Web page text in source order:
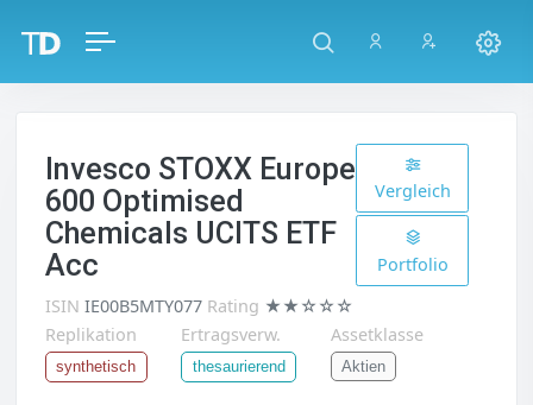
Invesco STOXX Europe
600 Optimised
Chemicals UCITS ETF
Acc
Vergleich
Portfolio
ISIN IE00B5MTY077 Rating ★★☆☆☆
Replikation
synthetisch
Ertragsverw.
thesaurierend
Assetklasse
Aktien